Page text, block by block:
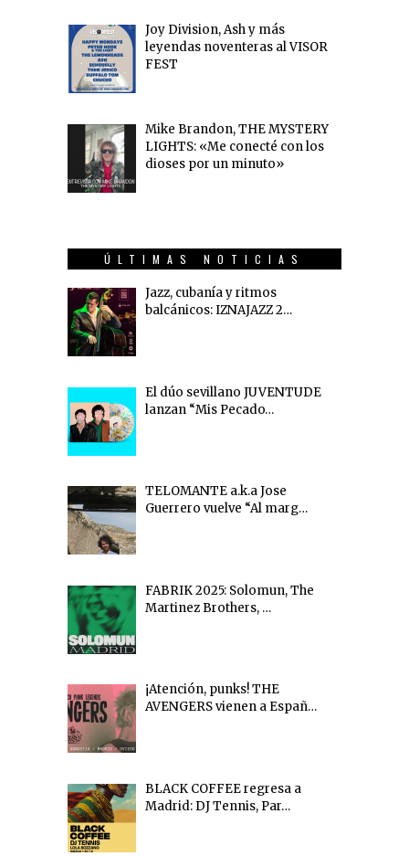
Joy Division, Ash y más
leyendas noventeras al VISOR
FEST
Mike Brandon, THE MYSTERY
LIGHTS: «Me conecté con los
dioses por un minuto»
ÚLTIMAS NOTICIAS
Jazz, cubanía y ritmos
balcánicos: IZNAJAZZ 2…
El dúo sevillano JUVENTUDE
lanzan “Mis Pecado…
TELOMANTE a.k.a Jose
Guerrero vuelve “Al marg…
FABRIK 2025: Solomun, The
Martinez Brothers, …
¡Atención, punks! THE
AVENGERS vienen a Españ…
BLACK COFFEE regresa a
Madrid: DJ Tennis, Par…